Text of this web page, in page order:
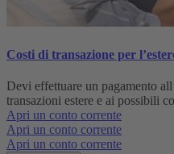
Costi di transazione per
Devi effettuare un pagamento
transazioni estere e ai possibili
Apri un conto corrente
Apri un conto corrente
Apri un conto corrente